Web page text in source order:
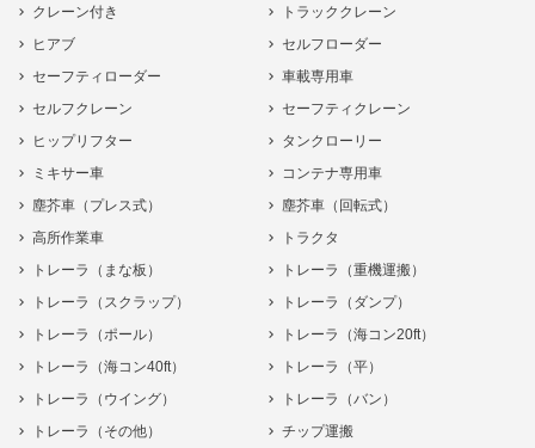
クレーン付き
トラッククレーン
ヒアブ
セルフローダー
セーフティローダー
車載専用車
セルフクレーン
セーフティクレーン
ヒップリフター
タンクローリー
ミキサー車
コンテナ専用車
塵芥車（プレス式）
塵芥車（回転式）
高所作業車
トラクタ
トレーラ（まな板）
トレーラ（重機運搬）
トレーラ（スクラップ）
トレーラ（ダンプ）
トレーラ（ポール）
トレーラ（海コン20ft）
トレーラ（海コン40ft）
トレーラ（平）
トレーラ（ウイング）
トレーラ（バン）
トレーラ（その他）
チップ運搬